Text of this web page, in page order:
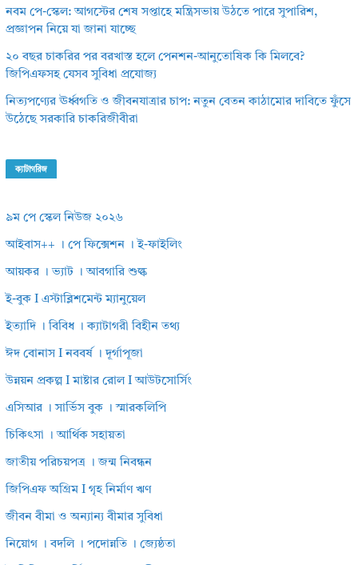
নবম পে-স্কেল: আগস্টের শেষ সপ্তাহে মন্ত্রিসভায় উঠতে পারে সুপারিশ,
প্রজ্ঞাপন নিয়ে যা জানা যাচ্ছে
২০ বছর চাকরির পর বরখাস্ত হলে পেনশন-আনুতোষিক কি মিলবে?
জিপিএফসহ যেসব সুবিধা প্রযোজ্য
নিত্যপণ্যের ঊর্ধ্বগতি ও জীবনযাত্রার চাপ: নতুন বেতন কাঠামোর দাবিতে ফুঁসে
উঠেছে সরকারি চাকরিজীবীরা
ক্যাটাগরিজ
৯ম পে স্কেল নিউজ ২০২৬
আইবাস++ । পে ফিক্সেশন । ই-ফাইলিং
আয়কর । ভ্যাট । আবগারি শুল্ক
ই-বুক I এস্টাব্লিশমেন্ট ম্যানুয়েল
ইত্যাদি । বিবিধ । ক্যাটাগরী বিহীন তথ্য
ঈদ বোনাস I নববর্ষ । দূর্গাপূজা
উন্নয়ন প্রকল্প I মাষ্টার রোল I আউটসোর্সিং
এসিআর । সার্ভিস বুক । স্মারকলিপি
চিকিৎসা । আর্থিক সহায়তা
জাতীয় পরিচয়পত্র । জন্ম নিবন্ধন
জিপিএফ অগ্রিম I গৃহ নির্মাণ ঋণ
জীবন বীমা ও অন্যান্য বীমার সুবিধা
নিয়োগ । বদলি । পদোন্নতি । জ্যেষ্ঠতা